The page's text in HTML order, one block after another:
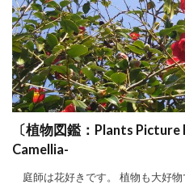
〔植物図鑑：Plants
Camellia-
庭師は花好きです。 植物も大好物